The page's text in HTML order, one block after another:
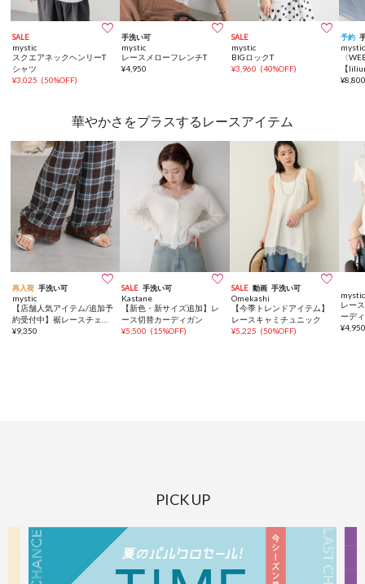
SALE 
mystic
スクエアネックヘンリーT
シャツ
¥3,025 (50%OFF)
手洗い可 
mystic
レースメローフレンチT
¥4,950
SALE 
mystic
BIGロックT
¥3,960 (40%OFF)
予約
mystic
〈
【
ドシ
¥
華やかさをプラスするレースアイテム
再入荷 手洗い可 
mystic
【店舗人気アイテム/追加予
約受付中】裾レースチェッ
クパンツ
¥9,350
SALE 手洗い可 
Kastane
【新色・新サイズ追加】レ
ース切替カーディガン
¥5,500 (15%OFF)
SALE 動画 手洗い可 
Omekashi
【今季トレンドアイテム】
レースキャミチュニック
¥5,225 (50%OFF)
mystic
レー
ーデ
¥
PICK UP